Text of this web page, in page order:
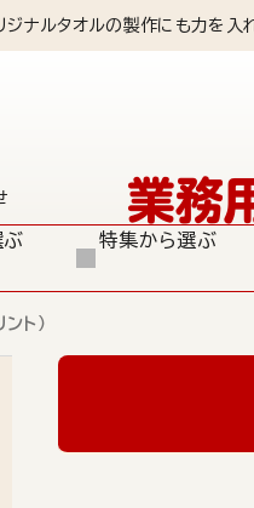
ナルタオルの製作にも力を入
業務
ぶ 特集から選ぶ
ト）